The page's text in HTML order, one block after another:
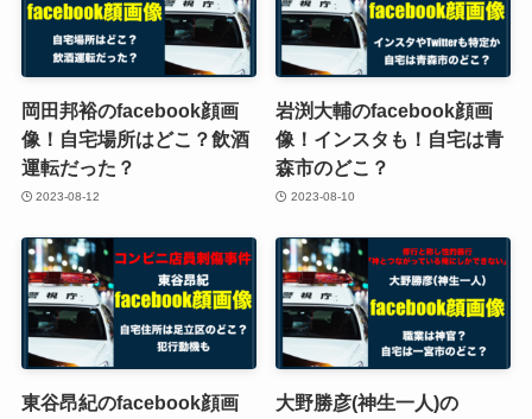
岡田邦裕のfacebook顔画
像！自宅場所はどこ？飲酒
運転だった？
2023-08-12
岩渕大輔のfacebook顔画
像！インスタも！自宅は青
森市のどこ？
2023-08-10
東谷昂紀のfacebook顔画
大野勝彦(神生一人)の